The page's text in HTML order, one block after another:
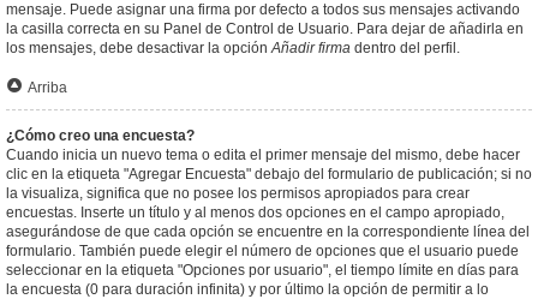
mensaje. Puede asignar una firma por defecto a todos sus mensajes activando
la casilla correcta en su Panel de Control de Usuario. Para dejar de añadirla en
los mensajes, debe desactivar la opciónAñadir firma dentro del perfil.
Arriba
¿Cómo creo una encuesta?
Cuando inicia un nuevo tema o edita el primer mensaje del mismo, debe hacer
clic en la etiqueta "Agregar Encuesta" debajo del formulario de publicación; si no
la visualiza, significa que no posee los permisos apropiados para crear
encuestas. Inserte un título y al menos dos opciones en el campo apropiado,
asegurándose de que cada opción se encuentre en la correspondiente línea del
formulario. También puede elegir el número de opciones que el usuario puede
seleccionar en la etiqueta "Opciones por usuario", el tiempo límite en días para
la encuesta (0 para duración infinita) y por último la opción de permitir a lo